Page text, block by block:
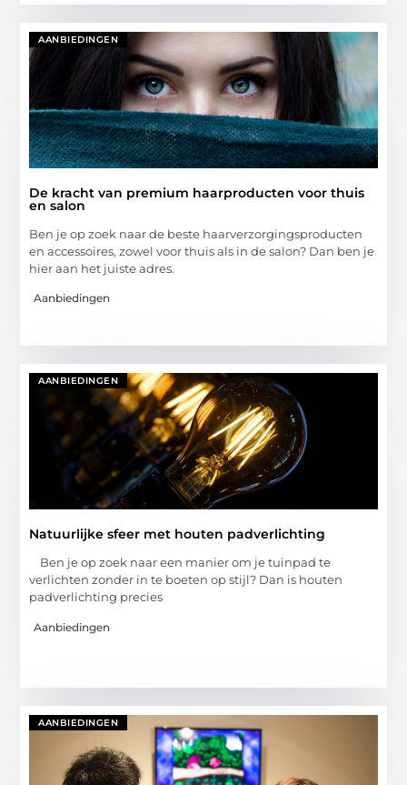
AANBIEDINGEN
De kracht van premium haarproducten voor thuis
en salon
Ben je op zoek naar de beste haarverzorgingsproducten
en accessoires, zowel voor thuis als in de salon? Dan ben je
hier aan het juiste adres.
Aanbiedingen
AANBIEDINGEN
Natuurlijke sfeer met houten padverlichting
Ben je op zoek naar een manier om je tuinpad te
verlichten zonder in te boeten op stijl? Dan is houten
padverlichting precies
Aanbiedingen
AANBIEDINGEN